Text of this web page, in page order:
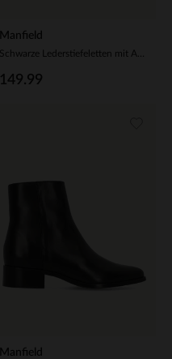
Manfield
149.99
Manfield